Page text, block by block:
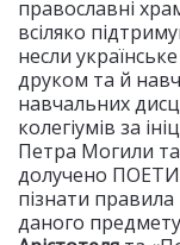
православні
всіляко
несли
друком та й
навчальних
колегіумів за
Петра Могили
долучено
пізнати
даного